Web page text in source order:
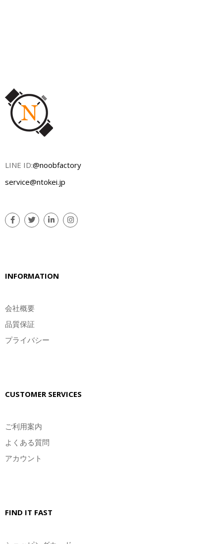
LINE ID:@noobfactory
service@ntokei.jp
INFORMATION
会社概要
品質保証
プライバシー
CUSTOMER SERVICES
ご利用案内
よくある質問
アカウント
FIND IT FAST